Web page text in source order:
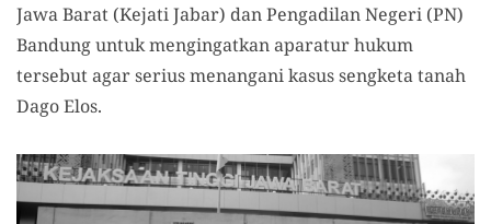
Jawa Barat (Kejati Jabar) dan Pengadilan Negeri (PN)
Bandung untuk mengingatkan aparatur hukum
tersebut agar serius menangani kasus sengketa tanah
Dago Elos.